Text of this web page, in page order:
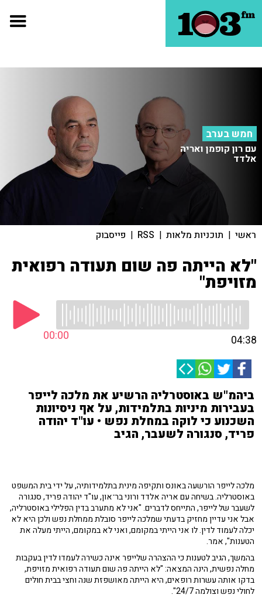
חמש בערב
עם רון קופמן ואריה
אלדד
ראשי | תוכניות מלאות |
RSS
| פייסבוק
"לא הייתה פה שום תעודה רפואית
מזויפת"
00:00 04:38
ביהמ"ש באוסטרליה הרשיע את מלכה לייפר
בעבירות מיניות בתלמידות, על אף ניסיונות
השכנוע כי לוקה במחלת נפש • עו"ד יהודה
פריד, סנגורה לשעבר, הגיב
מלכה לייפר הורשעה באונס ותקיפה מינית בתלמידותיה, על ידי בית המשפט
באוסטרליה. בשיחה עם אריה אלדד ורוני בר־און, עו"ד יהודה פריד, סנגורה
לשעבר של לייפר, התייחס לדברים. "אני לא מתערב בדין הפלילי באוסטרליה,
אבל אני עדיין מחזיק בדעתי שמלכה לייפר סובלת ממחלת נפש ולכן היא לא
יכלה לעמוד לדין. לו אני הייתי במקומם, ואני לא במקומם, הייתי מעלה את
הטענות", אמר.
בהמשך, הגיב לטענות כי ההצהרה שלייפר אינה כשירה לעמדו לדין בעקבות
מחלה נפשית, הינה המצאה: "לא הייתה פה שום תעודה רפואית מזויפת,
בדקו אותה עשרות רופאים, היא הייתה מאושפזת שנה וחצי בבית חולים
לחולי נפש וצולמה 24/7".